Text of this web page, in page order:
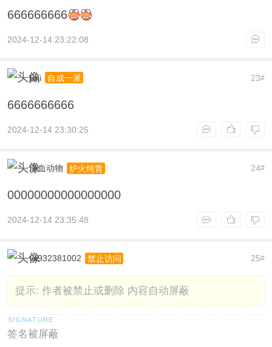
666666666
2024-12-14 23:22:08
23#
jiuji 自成一派
6666666666
2024-12-14 23:30:25
24#
冷血动物 炉火纯青
00000000000000000
2024-12-14 23:35:48
25#
vx932381002 禁止访问
提示: 作者被禁止或删除 内容自动屏蔽
签名被屏蔽